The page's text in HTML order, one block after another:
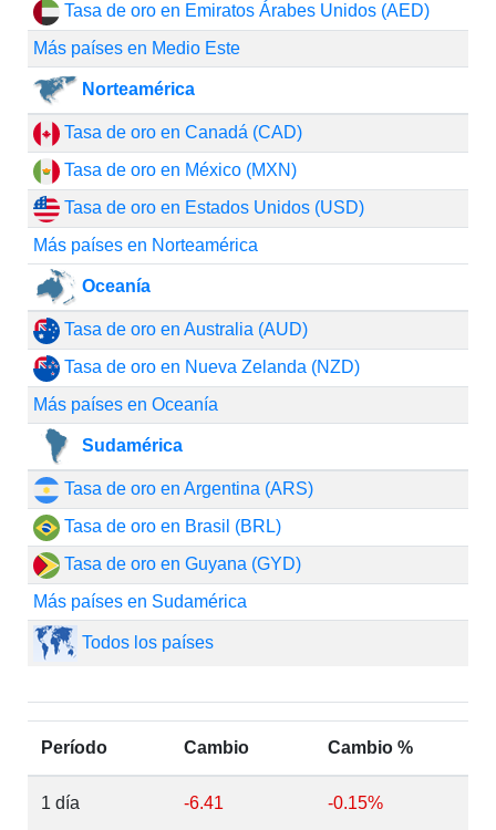
Tasa de oro en Emiratos Árabes Unidos (AED)
Más países en Medio Este
Norteamérica
Tasa de oro en Canadá (CAD)
Tasa de oro en México (MXN)
Tasa de oro en Estados Unidos (USD)
Más países en Norteamérica
Oceanía
Tasa de oro en Australia (AUD)
Tasa de oro en Nueva Zelanda (NZD)
Más países en Oceanía
Sudamérica
Tasa de oro en Argentina (ARS)
Tasa de oro en Brasil (BRL)
Tasa de oro en Guyana (GYD)
Más países en Sudamérica
Todos los países
Período Cambio Cambio %
1 día -6.41 -0.15%